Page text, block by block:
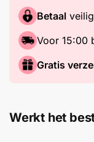
Betaal
Voor 15:00
Gratis
Werkt het